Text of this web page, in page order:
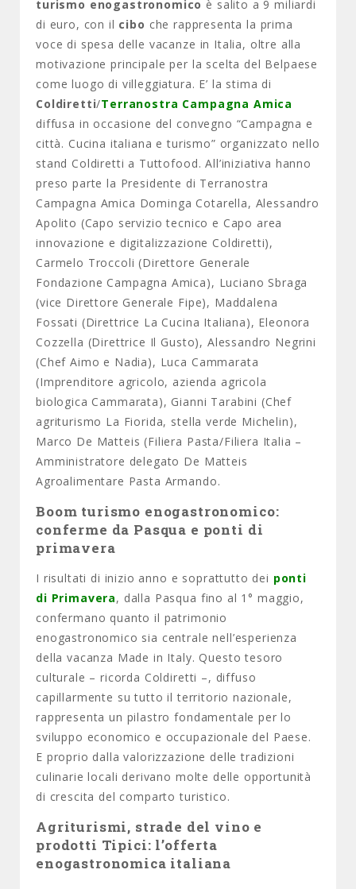
turismo enogastronomico è salito a 9 miliardi
di euro, con il cibo che rappresenta la prima
voce di spesa delle vacanze in Italia, oltre alla
motivazione principale per la scelta del Belpaese
come luogo di villeggiatura. E’ la stima di
Coldiretti/Terranostra Campagna Amica
diffusa in occasione del convegno “Campagna e
città. Cucina italiana e turismo” organizzato nello
stand Coldiretti a Tuttofood. All’iniziativa hanno
preso parte la Presidente di Terranostra
Campagna Amica Dominga Cotarella, Alessandro
Apolito (Capo servizio tecnico e Capo area
innovazione e digitalizzazione Coldiretti),
Carmelo Troccoli (Direttore Generale
Fondazione Campagna Amica), Luciano Sbraga
(vice Direttore Generale Fipe), Maddalena
Fossati (Direttrice La Cucina Italiana), Eleonora
Cozzella (Direttrice Il Gusto), Alessandro Negrini
(Chef Aimo e Nadia), Luca Cammarata
(Imprenditore agricolo, azienda agricola
biologica Cammarata), Gianni Tarabini (Chef
agriturismo La Fiorida, stella verde Michelin),
Marco De Matteis (Filiera Pasta/Filiera Italia –
Amministratore delegato De Matteis
Agroalimentare Pasta Armando.
Boom turismo enogastronomico:
conferme da Pasqua e ponti di
primavera
I risultati di inizio anno e soprattutto dei ponti
di Primavera, dalla Pasqua fino al 1° maggio,
confermano quanto il patrimonio
enogastronomico sia centrale nell’esperienza
della vacanza Made in Italy. Questo tesoro
culturale – ricorda Coldiretti –, diffuso
capillarmente su tutto il territorio nazionale,
rappresenta un pilastro fondamentale per lo
sviluppo economico e occupazionale del Paese.
E proprio dalla valorizzazione delle tradizioni
culinarie locali derivano molte delle opportunità
di crescita del comparto turistico.
Agriturismi, strade del vino e
prodotti Tipici: l’offerta
enogastronomica italiana